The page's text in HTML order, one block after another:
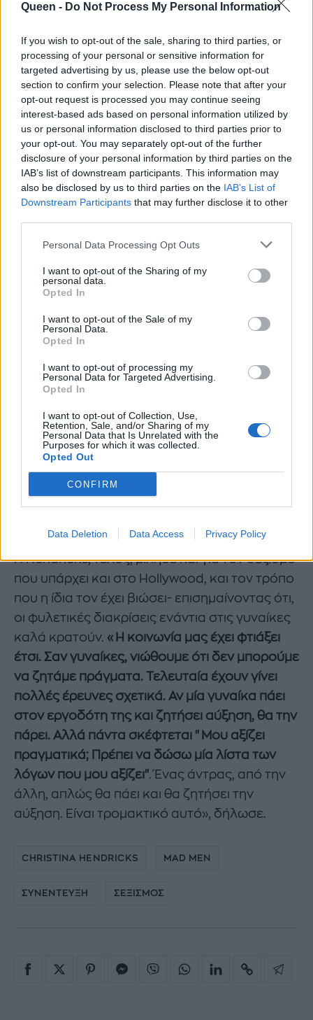
Queen - Do Not Process My Personal Information
If you wish to opt-out of the sale, sharing to third parties, or
processing of your personal or sensitive information for
targeted advertising by us, please use the below opt-out
section to confirm your selection. Please note that after your
opt-out request is processed you may continue seeing
interest-based ads based on personal information utilized by
us or personal information disclosed to third parties prior to
your opt-out. You may separately opt-out of the further
disclosure of your personal information by third parties on the
IAB’s list of downstream participants. This information may
also be disclosed by us to third parties on the IAB’s List of
Downstream Participants that may further disclose it to other
Personal Data Processing Opt Outs
I want to opt-out of the Sharing of my
personal data.
Opted In
I want to opt-out of the Sale of my
Personal Data.
Opted In
I want to opt-out of processing my
Personal Data for Targeted Advertising.
Opted In
I want to opt-out of Collection, Use,
Retention, Sale, and/or Sharing of my
Personal Data that Is Unrelated with the
Purposes for which it was collected.
Opted Out
CONFIRM
Data Deletion Data Access Privacy Policy
Η Hendricks, τέλος, μίλησε και για τον σεξισμό
που υπάρχει και στο Hollywood, και τον τρόπο
που η ίδια τον έχει βιώσει- επισημαίνοντας ότι,
οι φυλετικές διακρίσεις ενάντια στις γυναίκες
καλά κρατούν. «Η κοινωνία μας έχει φτιάξει
έτσι. Σαν γυναίκες, νιώθουμε ότι δεν μπορούμε
να ζητάμε πράγματα. Τελευταία έχουν γίνει
πολλές έρευνες σχετικά. Αν μία γυναίκα πάει
στον εργοδότη της και ζητήσει αύξηση, θα την
πάρει. Αλλά πάντα σκέφτεται "Μου αξίζει
πραγματικά; Πρέπει να δώσω μία λίστα των
λόγων που μου αξίζει". Ένας άντρας, από την
άλλη, απλώς θα πάει και θα ζητήσει την
αύξηση. Είναι τρομακτικό αυτό», δήλωσε.
CHRISTINA HENDRICKS MAD MEN
ΣΥΝΕΝΤΕΥΞΗ ΣΕΞΙΣΜΟΣ